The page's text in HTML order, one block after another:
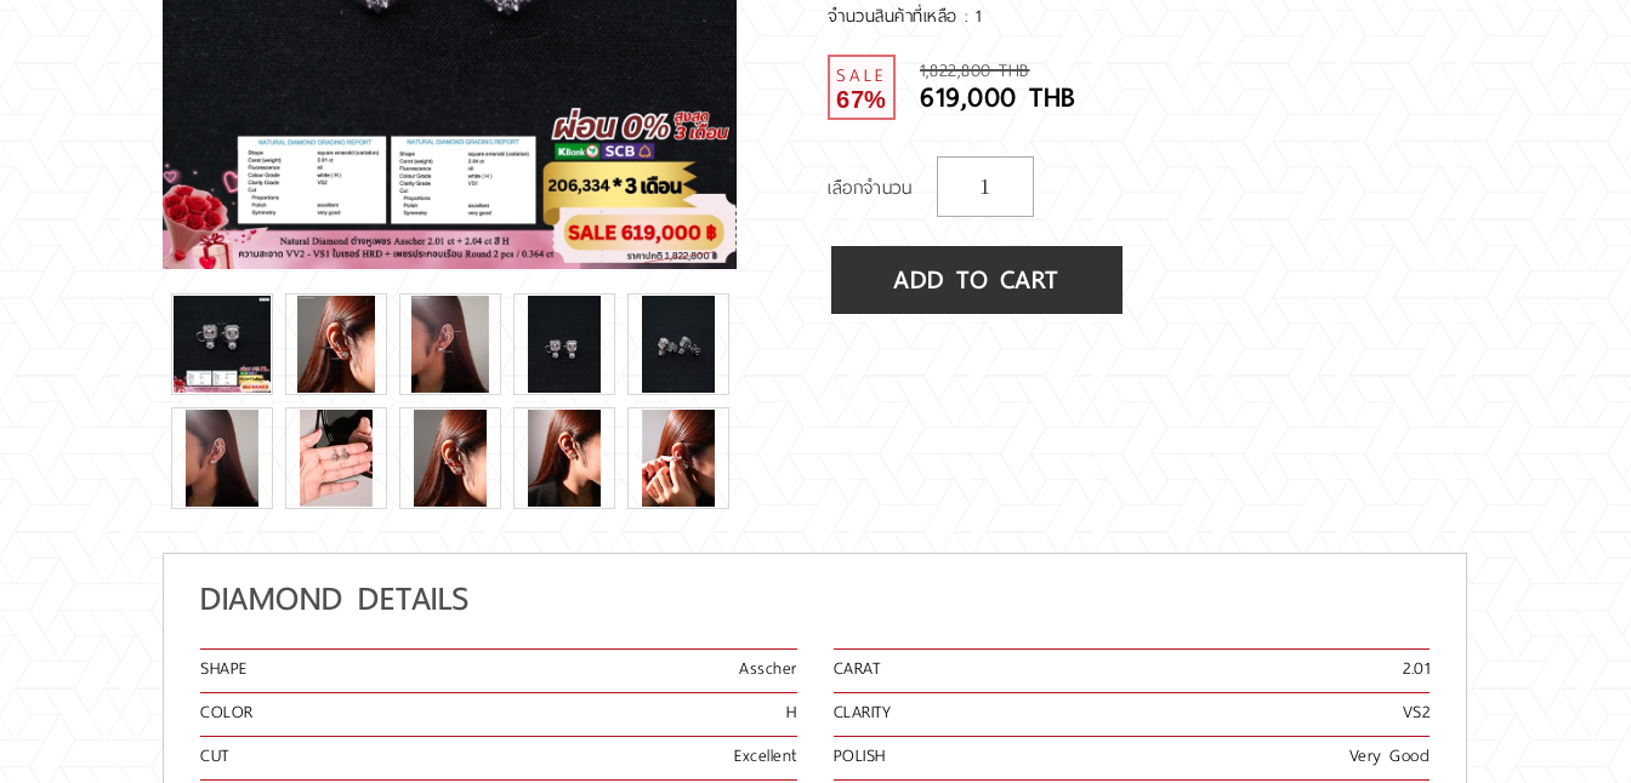
จำนวนสินค้าที่เหลือ : 1
SALE
67%
1,822,800 THB
619,000 THB
เลือกจำนวน
ADD TO CART
DIAMOND DETAILS
SHAPE Asscher CARAT
2.01
COLOR
H CLARITY
VS2
CUT
Excellent POLISH
Very Good